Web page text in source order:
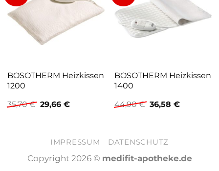
BOSOTHERM Heizkissen
1200
35,70€ Ursprünglicher
Preis
29,66 €Aktueller
BOSOTHERM Heizkissen
1400
44,90€ Ursprünglicher
Preis
36,58 €Aktueller
IMPRESSUM DATENSCHUTZ
Copyright 2026 © medifit-apotheke.de